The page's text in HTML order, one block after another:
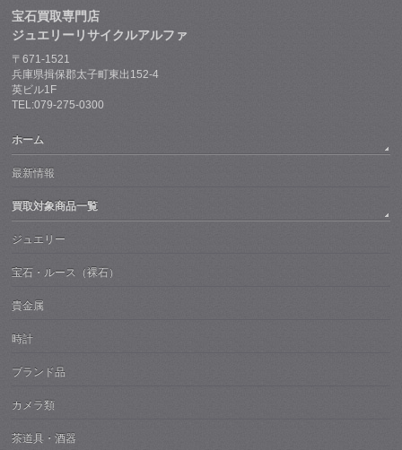
宝石買取専門店
ジュエリーリサイクルアルファ
〒671-1521
兵庫県揖保郡太子町東出152-4
英ビル1F
TEL:079-275-0300
ホーム
最新情報
買取対象商品一覧
ジュエリー
宝石・ルース（裸石）
貴金属
時計
ブランド品
カメラ類
茶道具・酒器